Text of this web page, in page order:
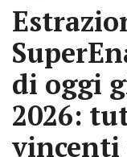
di oggi
2026:
vincenti